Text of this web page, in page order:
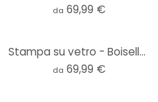
da 69,99 €
Stampa su vetro - Boiselle - Lipizzani
da 69,99 €